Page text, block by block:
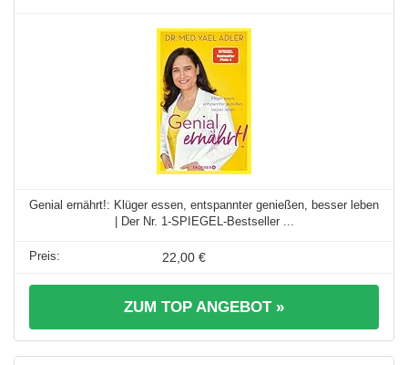
Genial ernährt!: Klüger essen, entspannter genießen, besser leben
| Der Nr. 1-SPIEGEL-Bestseller ...
22,00 €
ZUM TOP ANGEBOT »